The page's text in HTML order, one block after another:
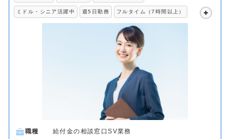
ミドル・シニア活躍中 週5日勤務 フルタイム（7時間以上）
職種 給付金の相談窓口SV業務